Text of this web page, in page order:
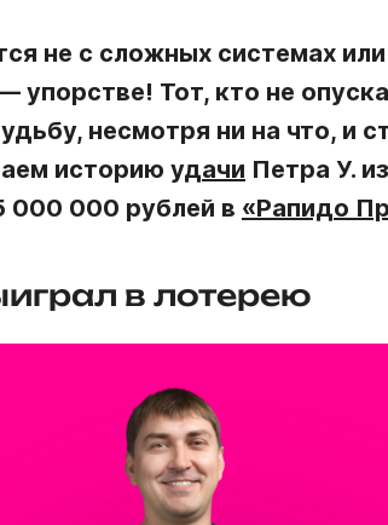
не с сложных системах
упорстве! Тот, кто не
несмотря ни на что, и
историю удачи Петра У.
000 000 рублей в «Рапидо
в лотерею